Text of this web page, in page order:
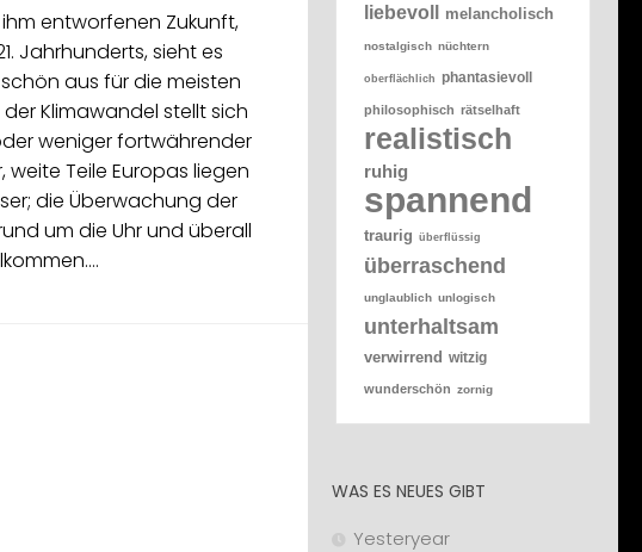
entworfenen Zukunft,
Jahrhunderts, sieht es
aus für die meisten
der Klimawandel stellt sich
weniger fortwährender
weite Teile Europas liegen
die Überwachung der
um die Uhr und überall
liebevoll melancholisch
nostalgisch nüchtern
oberflächlich phantasievoll
philosophisch rätselhaft
realistisch
ruhig
spannend
traurig überflüssig
überraschend
unglaublich unlogisch
unterhaltsam
verwirrend witzig
wunderschön zornig
WAS ES NEUES GIBT
Yesteryear